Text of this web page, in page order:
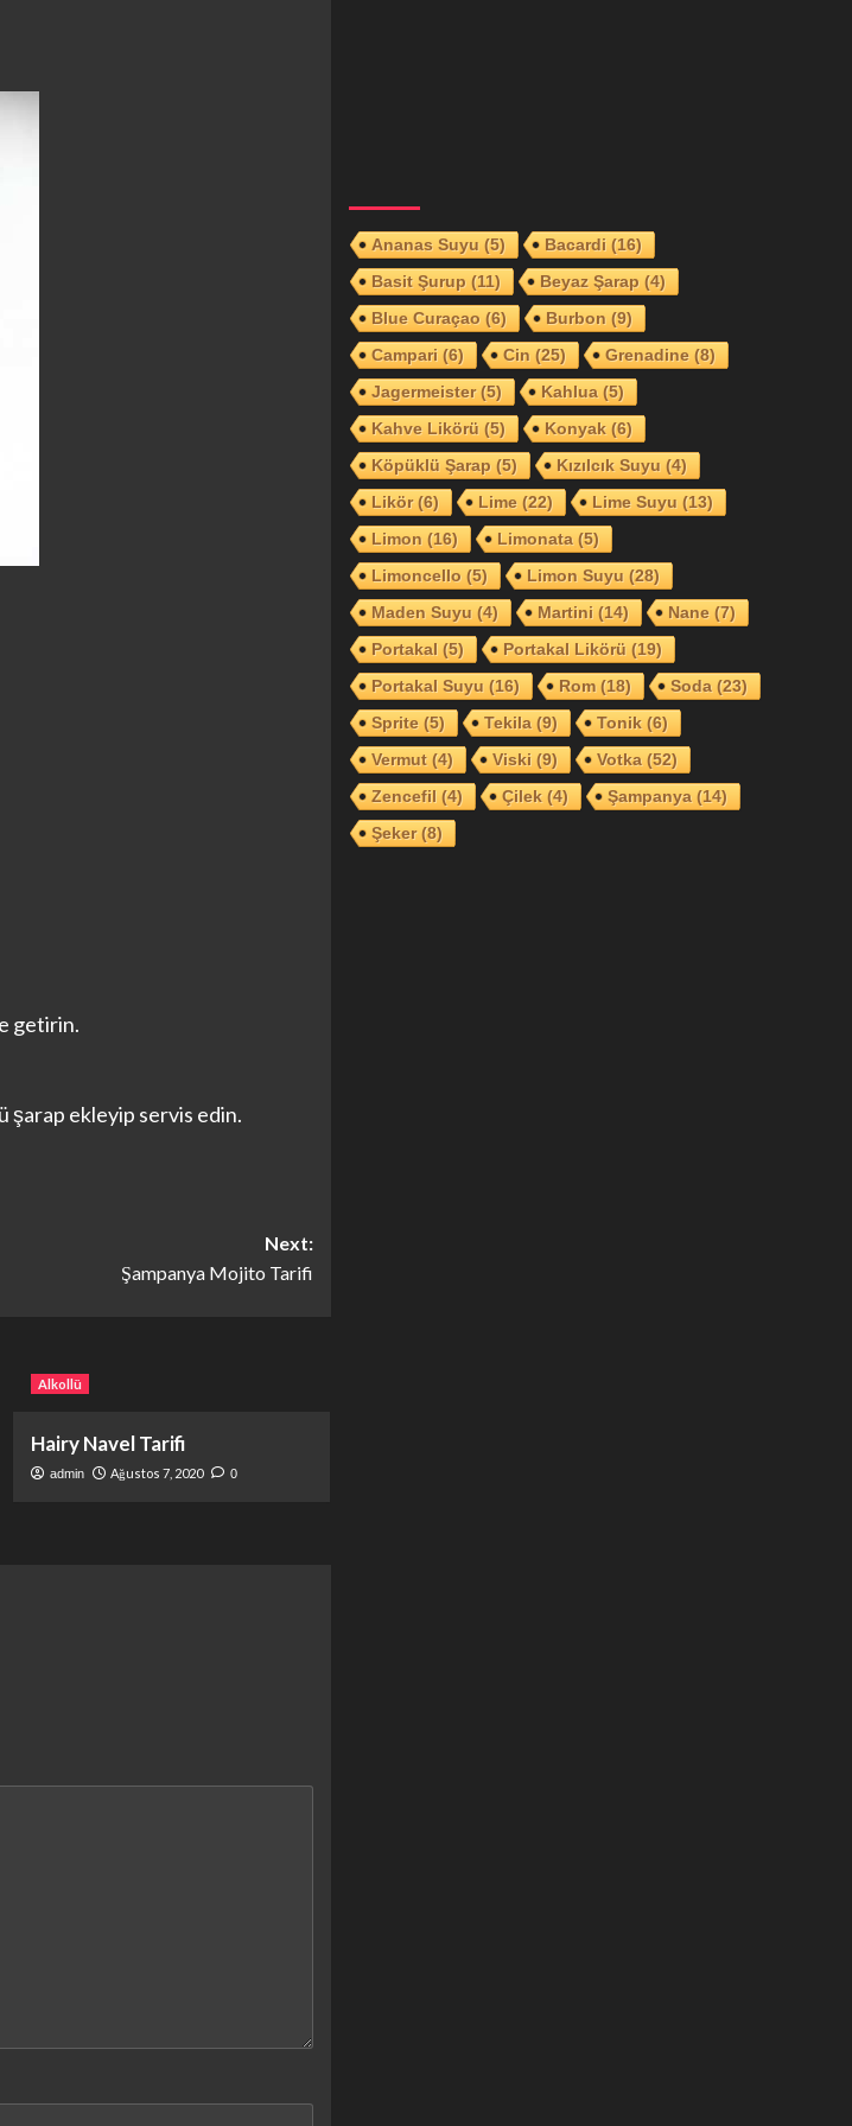
getirin.
şarap ekleyip servis edin.
Next:
Şampanya Mojito Tarifi
Alkollü
Hairy Navel Tarifi
admin Ağustos 7, 2020 0
Ananas Suyu(5) Bacardi(16)
Basit Şurup(11) Beyaz Şarap(4)
Blue Curaçao(6) Burbon(9)
Campari(6) Cin(25) Grenadine(8)
Jagermeister(5) Kahlua(5)
Kahve Likörü(5) Konyak(6)
Köpüklü Şarap(5) Kızılcık Suyu(4)
Likör(6) Lime(22) Lime Suyu(13)
Limon(16) Limonata(5)
Limoncello(5) Limon Suyu(28)
Maden Suyu(4) Martini(14) Nane(7)
Portakal(5) Portakal Likörü(19)
Portakal Suyu(16) Rom(18) Soda(23)
Sprite(5) Tekila(9) Tonik(6)
Vermut(4) Viski(9) Votka(52)
Zencefil(4) Çilek(4) Şampanya(14)
Şeker(8)